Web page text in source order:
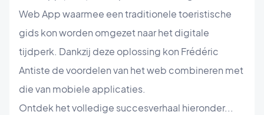
Web App waarmee een traditionele toeristische
gids kon worden omgezet naar het digitale
tijdperk. Dankzij deze oplossing kon Frédéric
Antiste de voordelen van het web combineren met
die van mobiele applicaties.
Ontdek het volledige succesverhaal hieronder...